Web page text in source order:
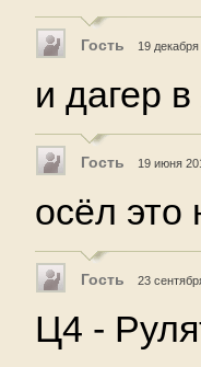
Гость 19
и дагер
Гость 19 июня
осёл это
Гость 23
Ц4 -